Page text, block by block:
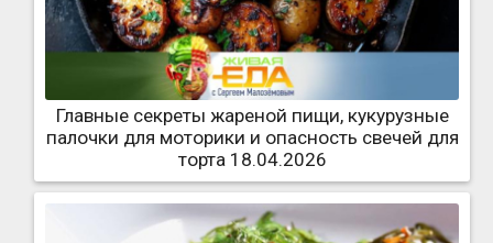
Главные секреты жареной пищи, кукурузные
палочки для моторики и опасность свечей для
торта 18.04.2026